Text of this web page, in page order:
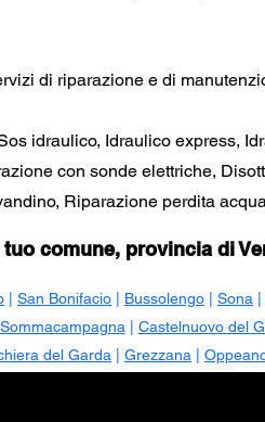
di riparazione e di
idraulico, Idraulico express,
con sonde elettriche,
Riparazione perdita
comune, provincia di
San Bonifacio Bussolengo Sona
Sommacampagna Castelnuovo del
del Garda Grezzana